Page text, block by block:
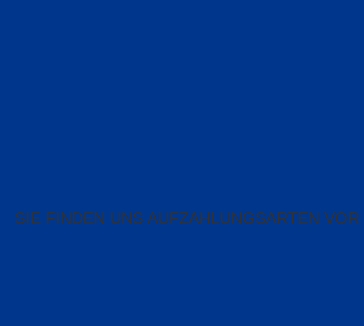
SIE FINDEN UNS AUFZAHLUNGSARTEN VOR